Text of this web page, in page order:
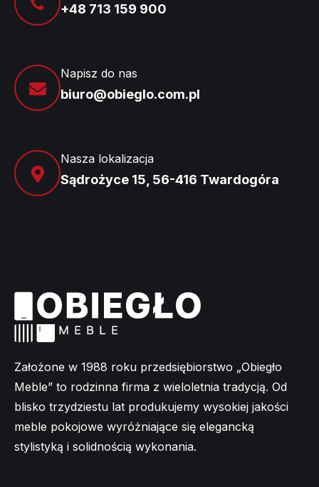
+48 713 159 900
Napisz do nas
biuro@obieglo.com.pl
Nasza lokalizacja
Sądrożyce 15, 56-416 Twardogóra
Założone w 1988 roku przedsiębiorstwo „Obiegło
Meble” to rodzinna firma z wieloletnia tradycją. Od
blisko trzydziestu lat produkujemy wysokiej jakości
meble pokojowe wyróżniające się elegancką
stylistyką i solidnością wykonania.